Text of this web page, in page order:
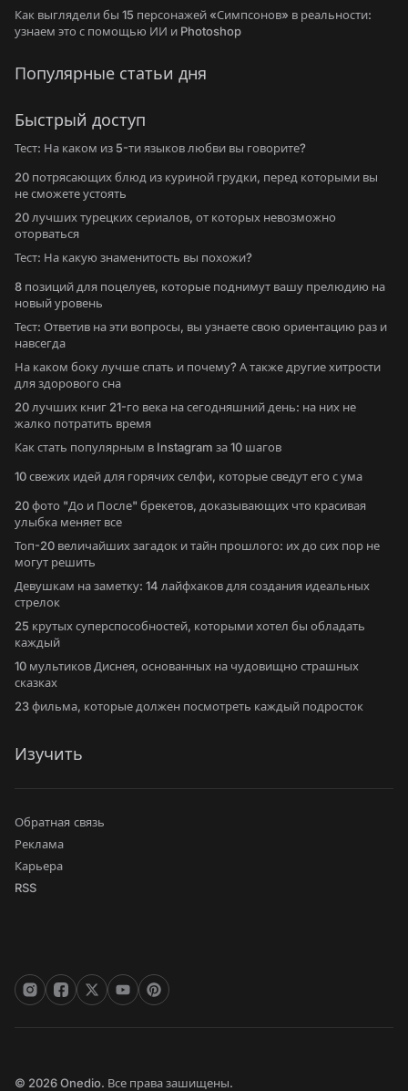
Как выглядели бы 15 персонажей «Симпсонов» в реальности:
узнаем это с помощью ИИ и Photoshop
Популярные статьи дня
Быстрый доступ
Тест: На каком из 5-ти языков любви вы говорите?
20 потрясающих блюд из куриной грудки, перед которыми вы
не сможете устоять
20 лучших турецких сериалов, от которых невозможно
оторваться
Тест: На какую знаменитость вы похожи?
8 позиций для поцелуев, которые поднимут вашу прелюдию на
новый уровень
Тест: Ответив на эти вопросы, вы узнаете свою ориентацию раз и
навсегда
На каком боку лучше спать и почему? А также другие хитрости
для здорового сна
20 лучших книг 21-го века на сегодняшний день: на них не
жалко потратить время
Как стать популярным в Instagram за 10 шагов
10 свежих идей для горячих селфи, которые сведут его с ума
20 фото "До и После" брекетов, доказывающих что красивая
улыбка меняет все
Топ-20 величайших загадок и тайн прошлого: их до сих пор не
могут решить
Девушкам на заметку: 14 лайфхаков для создания идеальных
стрелок
25 крутых суперспособностей, которыми хотел бы обладать
каждый
10 мультиков Диснея, основанных на чудовищно страшных
сказках
23 фильма, которые должен посмотреть каждый подросток
Изучить
Обратная связь
Реклама
Карьера
RSS
© 2026 Onedio. Все права зашищены.